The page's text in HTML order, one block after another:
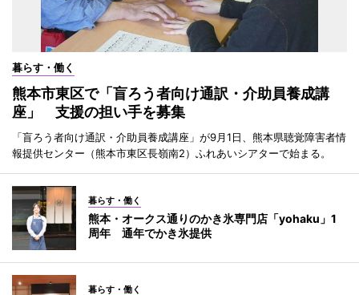
暮らす・働く
熊本市東区で「盲ろう者向け通訳・介助員養成講
座」 支援の担い手を募集
「盲ろう者向け通訳・介助員養成講座」が9月1日、熊本県聴覚障害者情
報提供センター（熊本市東区長嶺南2）ふれあいシアターで始まる。
暮らす・働く
熊本・オークス通りのかき氷専門店「yohaku」1
周年 通年でかき氷提供
暮らす・働く